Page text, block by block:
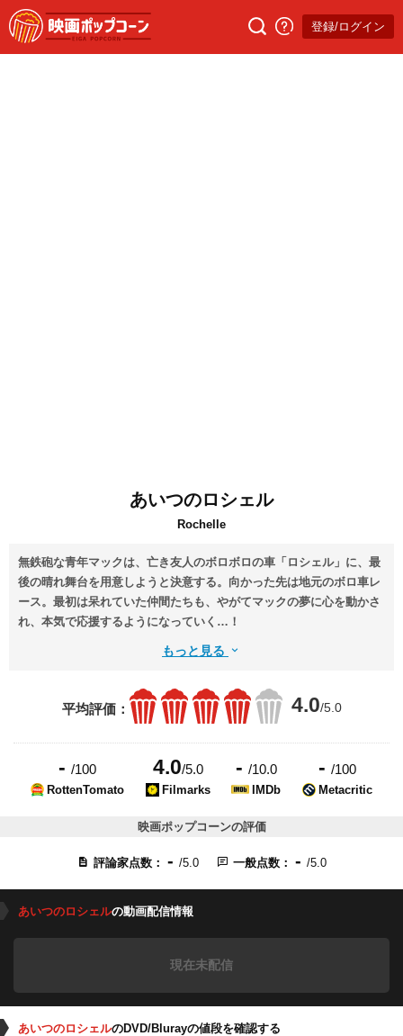
登録/ログイン
あいつのロシェル
Rochelle
無鉄砲な青年マックは、亡き友人のボロボロの車「ロシェル」に、最
後の晴れ舞台を用意しようと決意する。向かった先は地元のボロ車レ
ース。最初は呆れていた仲間たちも、やがてマックの夢に心を動かさ
れ、本気で応援するようになっていく…！
もっと見る
平均評価： 4.0/5.0
- /100
RottenTomato
4.0/5.0
Filmarks
- /10.0
IMDb
-/100
Metacritic
映画ポップコーンの評価
評論家点数： - /5.0 一般点数： - /5.0
あいつのロシェルの動画配信情報
現在未配信
あいつのロシェルのDVD/Blurayの値段を確認する